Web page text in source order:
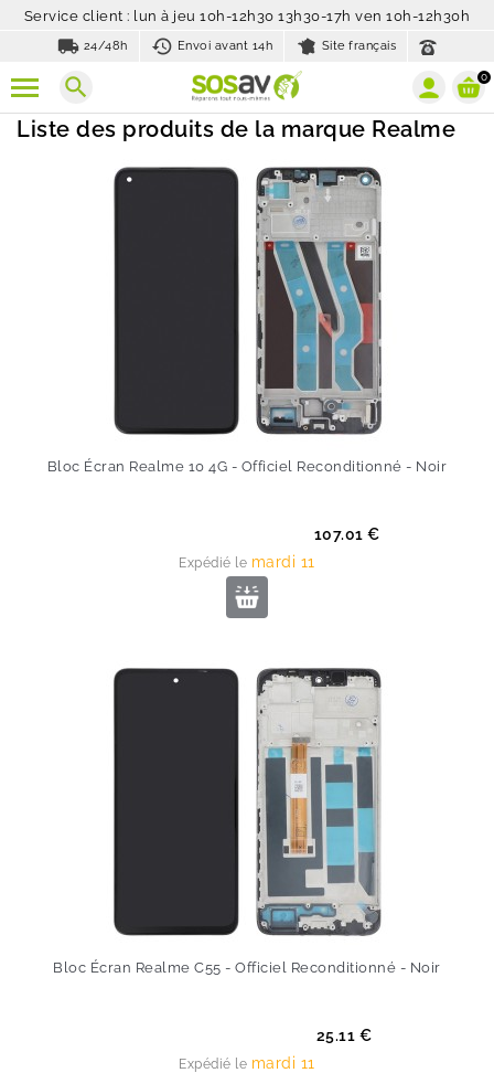
Service client : lun à jeu 10h-12h30 13h30-17h ven 10h-12h30h
local_shipping 24/48h history_toggle_off
Envoi avant 14h Site français
search 0
Liste des produits de la marque Realme
Bloc Écran Realme 10 4G - Officiel Reconditionné - Noir
107.01 €
Expédié le mardi 11
Bloc Écran Realme C55 - Officiel Reconditionné - Noir
25.11 €
Expédié le mardi 11